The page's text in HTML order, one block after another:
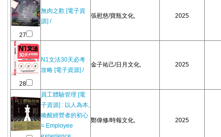
27
無肉之歡 [電子資
源] /
張慰慈/寶瓶文化, 2025
28
N1文法30天必考
攻略 [電子資源] /
金子祐己/日月文化, 2025
員工體驗管理 [電
子資源] : 以人為本,
喚醒經營者的初心
= Employee
鄭偉修/時報文化, 2025